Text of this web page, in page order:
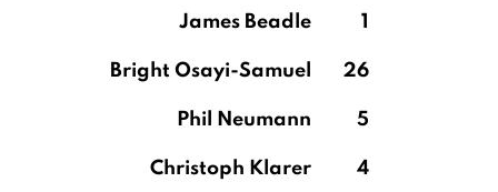
James Beadle 1
Bright Osayi-Samuel 26
Phil Neumann 5
Christoph Klarer 4